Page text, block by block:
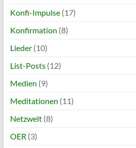
Konfi-Impulse(17)
Konfirmation (8)
Lieder(10)
List-Posts(12)
Medien (9)
Meditationen (11)
Netzwelt(8)
OER (3)